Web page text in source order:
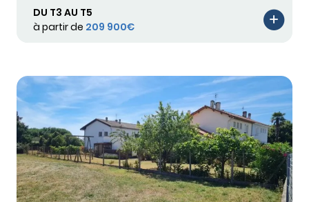
DU T3 AU T5
à partir de 209 900€